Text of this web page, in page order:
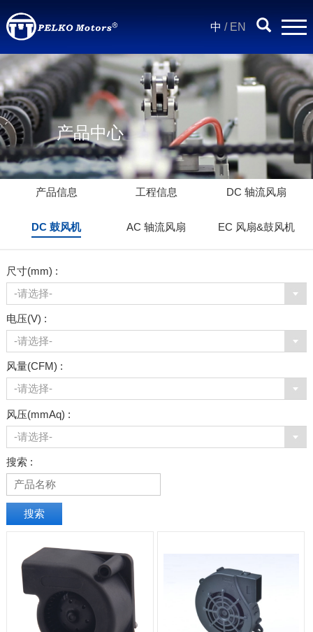
中 / EN
产品中心
产品信息 工程信息 DC 轴流风扇
DC 鼓风机 AC 轴流风扇 EC 风扇&鼓风机
尺寸(mm) :
-请选择-
电压(V) :
-请选择-
风量(CFM) :
-请选择-
风压(mmAq) :
-请选择-
搜索 :